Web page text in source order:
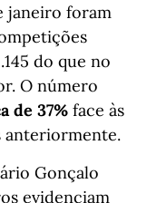
janeiro foram
do que no
O número
de 37% face às
anteriormente.
Gonçalo
evidenciam